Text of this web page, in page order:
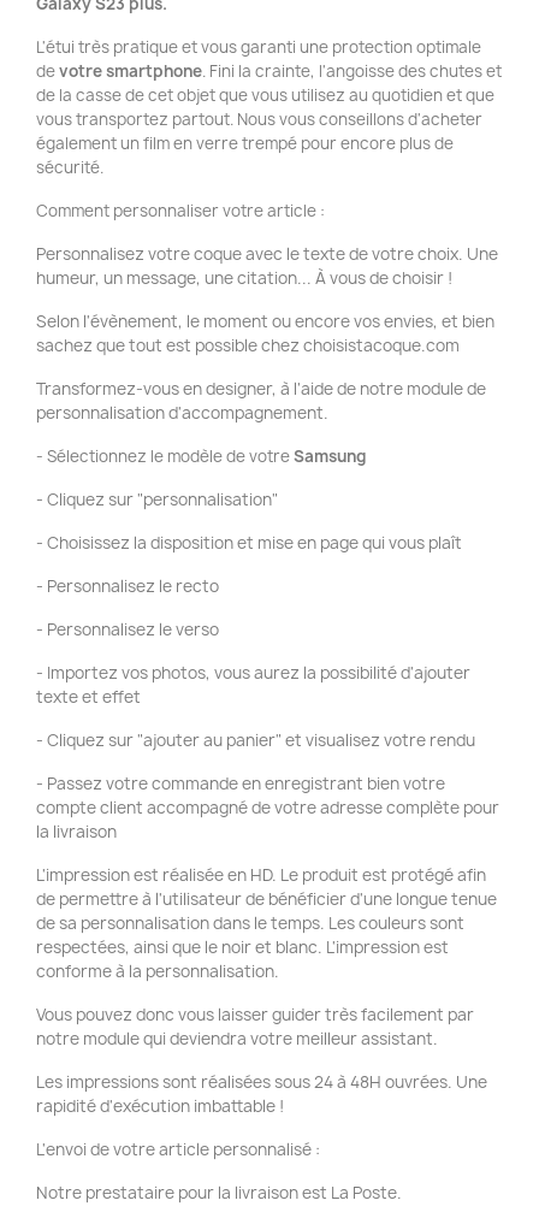
L'étui très pratique et vous garanti une protection optimale
devotre smartphone. Fini la crainte, l'angoisse des chutes et
de la casse de cet objet que vous utilisez au quotidien et que
vous transportez partout. Nous vous conseillons d'acheter
également un film en verre trempé pour encore plus de
sécurité.
Comment personnaliser votre article :
Personnalisez votre coque avec le texte de votre choix. Une
humeur, un message, une citation... À vous de choisir !
Selon l'évènement, le moment ou encore vos envies, et bien
sachez que tout est possible chez choisistacoque.com
Transformez-vous en designer, à l'aide de notre module de
personnalisation d'accompagnement.
- Sélectionnez le modèle de votreSamsung
- Cliquez sur "personnalisation"
- Choisissez la disposition et mise en page qui vous plaît
- Personnalisez le recto
- Personnalisez le verso
- Importez vos photos, vous aurez la possibilité d'ajouter
texte et effet
- Cliquez sur "ajouter au panier" et visualisez votre rendu
- Passez votre commande en enregistrant bien votre
compte client accompagné de votre adresse complète pour
la livraison
L'impression est réalisée en HD. Le produit est protégé afin
de permettre à l'utilisateur de bénéficier d'une longue tenue
de sa personnalisation dans le temps. Les couleurs sont
respectées, ainsi que le noir et blanc. L'impression est
conforme à la personnalisation.
Vous pouvez donc vous laisser guider très facilement par
notre module qui deviendra votre meilleur assistant.
Les impressions sont réalisées sous 24 à 48H ouvrées. Une
rapidité d'exécution imbattable !
L'envoi de votre article personnalisé :
Notre prestataire pour la livraison est La Poste.